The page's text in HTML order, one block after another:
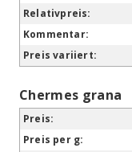
Chermes grana